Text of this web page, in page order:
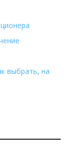
выбрать, на